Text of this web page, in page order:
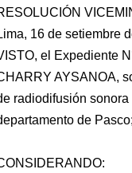
16 de setiembre
el Expediente
AYSANOA,
radiodifusión
de Pasco;